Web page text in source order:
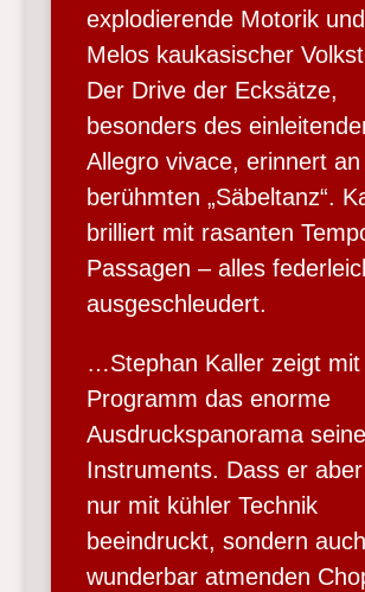
explodierende Motorik
Melos kaukasischer
Der Drive der Ecksätze,
besonders des
Allegro vivace, erinnert an
berühmten „Säbeltanz“.
brilliert mit rasanten
Passagen – alles
ausgeschleudert.
…Stephan Kaller zeigt mit
Programm das enorme
Ausdruckspanorama
Instruments. Dass er
nur mit kühler Technik
beeindruckt, sondern
wunderbar atmenden